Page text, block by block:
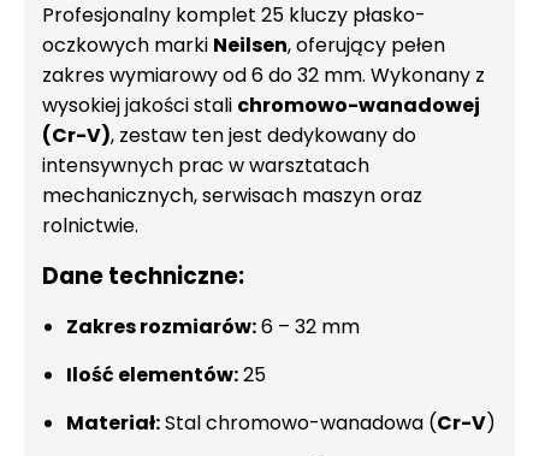
Profesjonalny komplet 25 kluczy płasko-
oczkowych marki Neilsen, oferujący pełen
zakres wymiarowy od 6 do 32 mm. Wykonany z
wysokiej jakości stali chromowo-wanadowej
(Cr-V), zestaw ten jest dedykowany do
intensywnych prac w warsztatach
mechanicznych, serwisach maszyn oraz
rolnictwie.
Dane techniczne:
Zakres rozmiarów:6 – 32 mm
Ilość elementów:25
Materiał:Stal chromowo-wanadowa (Cr-V)